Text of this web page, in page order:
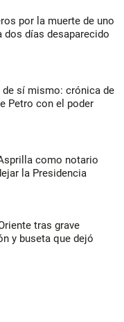
por la muerte de uno
dos días desaparecido
sí mismo: crónica de
Petro con el poder
como notario
la Presidencia
tras grave
y buseta que dejó